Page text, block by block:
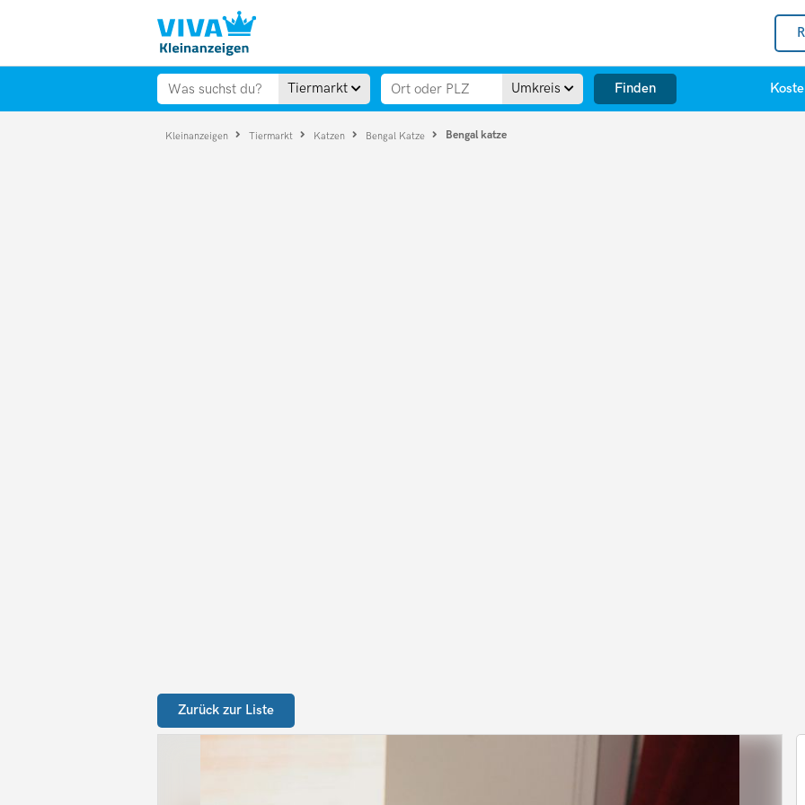
Tiermarkt Umkreis Finden
Kleinanzeigen Tiermarkt Katzen Bengal Katze Bengal katze
Zurück zur Liste